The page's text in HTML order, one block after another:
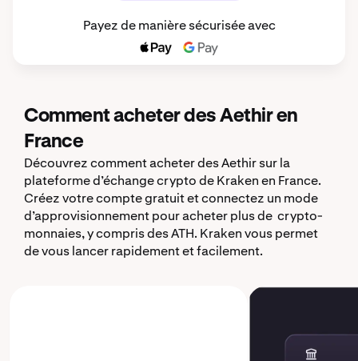
Payez de manière sécurisée avec
Comment acheter des Aethir en
France
Découvrez comment acheter des Aethir sur la
plateforme d’échange crypto de Kraken en France.
Créez votre compte gratuit et connectez un mode
d’approvisionnement pour acheter plus de crypto-
monnaies, y compris des ATH. Kraken vous permet
de vous lancer rapidement et facilement.